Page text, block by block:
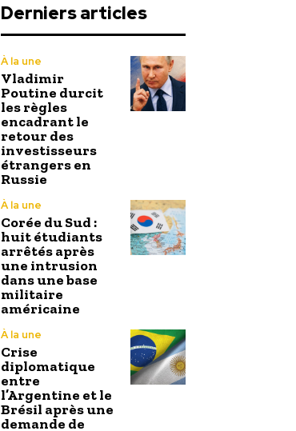
Derniers articles
À la une
Vladimir
Poutine durcit
les règles
encadrant le
retour des
investisseurs
étrangers en
Russie
À la une
Corée du Sud :
huit étudiants
arrêtés après
une intrusion
dans une base
militaire
américaine
À la une
Crise
diplomatique
entre
l’Argentine et le
Brésil après une
demande de